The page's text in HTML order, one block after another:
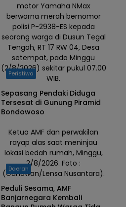
motor Yamaha NMax
berwarna merah bernomor
polisi P-2938-ES kepada
seorang warga di Dusun Tegal
Tengah, RT 17 RW 04, Desa
setempat, pada Minggu
(2/8/2026) sekitar pukul 07.00
WIB.
Peristiwa
Sepasang Pendaki Diduga
Tersesat di Gunung Piramid
Bondowoso
Ketua AMF dan perwakilan
rayap alas saat meninjau
lokasi bedah rumah, Minggu,
2/8/2026. Foto :
(Gunawan/Lensa Nusantara).
Daerah
Peduli Sesama, AMF
Banjarnegara Kembali